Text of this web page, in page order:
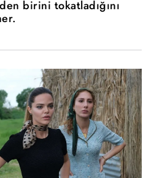
birini tokatladığını